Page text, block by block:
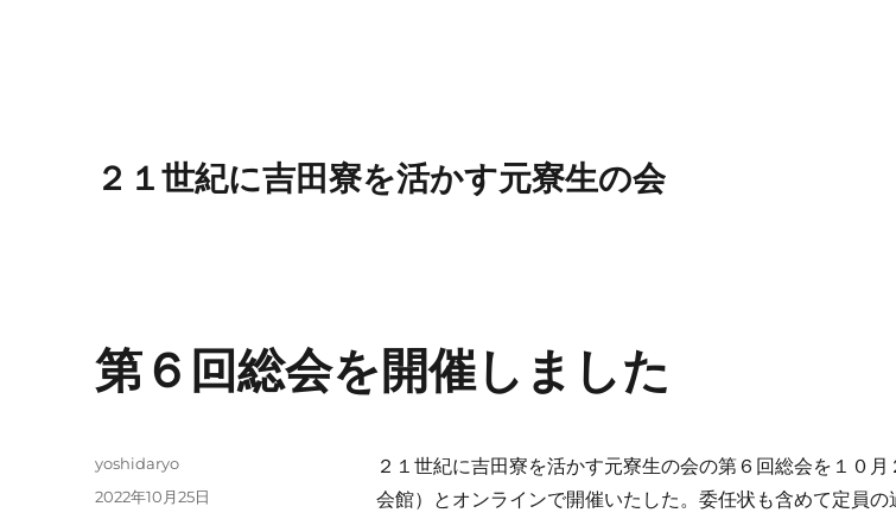
２１世紀に吉田寮を活かす元寮生の会
第６回総会を開催しました
２１世紀に吉田寮を活かす元寮生の会の第６回総会を１０
会館）とオンラインで開催いたした。委任状も含めて定員の
投
yoshidaryo
投
2022年10月25日